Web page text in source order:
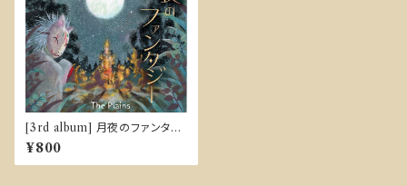
[3rd album] 月夜のファンタジ
ー
¥800